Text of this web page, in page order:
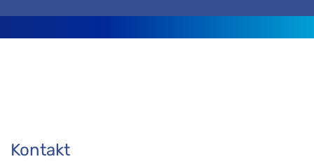
Kontakt